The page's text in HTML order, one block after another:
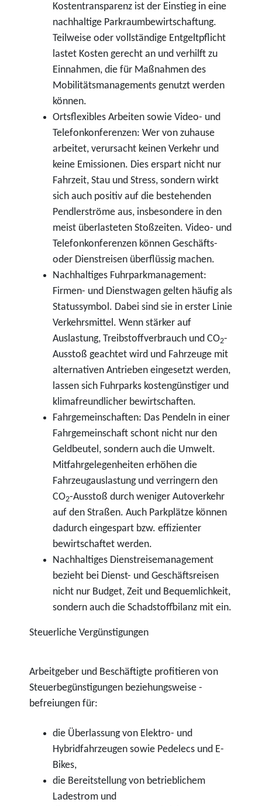
Kostentransparenz ist der Einstieg in eine
nachhaltige Parkraumbewirtschaftung.
Teilweise oder vollständige Entgeltpflicht
lastet Kosten gerecht an und verhilft zu
Einnahmen, die für Maßnahmen des
Mobilitätsmanagements genutzt werden
können.
Ortsflexibles Arbeiten sowie Video- und
Telefonkonferenzen: Wer von zuhause
arbeitet, verursacht keinen Verkehr und
keine Emissionen. Dies erspart nicht nur
Fahrzeit, Stau und Stress, sondern wirkt
sich auch positiv auf die bestehenden
Pendlerströme aus, insbesondere in den
meist überlasteten Stoßzeiten. Video- und
Telefonkonferenzen können Geschäfts-
oder Dienstreisen überflüssig machen.
Nachhaltiges Fuhrparkmanagement:
Firmen- und Dienstwagen gelten häufig als
Statussymbol. Dabei sind sie in erster Linie
Verkehrsmittel. Wenn stärker auf
Auslastung, Treibstoffverbrauch und CO2-
Ausstoß geachtet wird und Fahrzeuge mit
alternativen Antrieben eingesetzt werden,
lassen sich Fuhrparks kostengünstiger und
klimafreundlicher bewirtschaften.
Fahrgemeinschaften: Das Pendeln in einer
Fahrgemeinschaft schont nicht nur den
Geldbeutel, sondern auch die Umwelt.
Mitfahrgelegenheiten erhöhen die
Fahrzeugauslastung und verringern den
CO2-Ausstoß durch weniger Autoverkehr
auf den Straßen. Auch Parkplätze können
dadurch eingespart bzw. effizienter
bewirtschaftet werden.
Nachhaltiges Dienstreisemanagement
bezieht bei Dienst- und Geschäftsreisen
nicht nur Budget, Zeit und Bequemlichkeit,
sondern auch die Schadstoffbilanz mit ein.
Steuerliche Vergünstigungen
Arbeitgeber und Beschäftigte profitieren von
Steuerbegünstigungen beziehungsweise -
befreiungen für:
die Überlassung von Elektro- und
Hybridfahrzeugen sowie Pedelecs und E-
Bikes,
die Bereitstellung von betrieblichem
Ladestrom und